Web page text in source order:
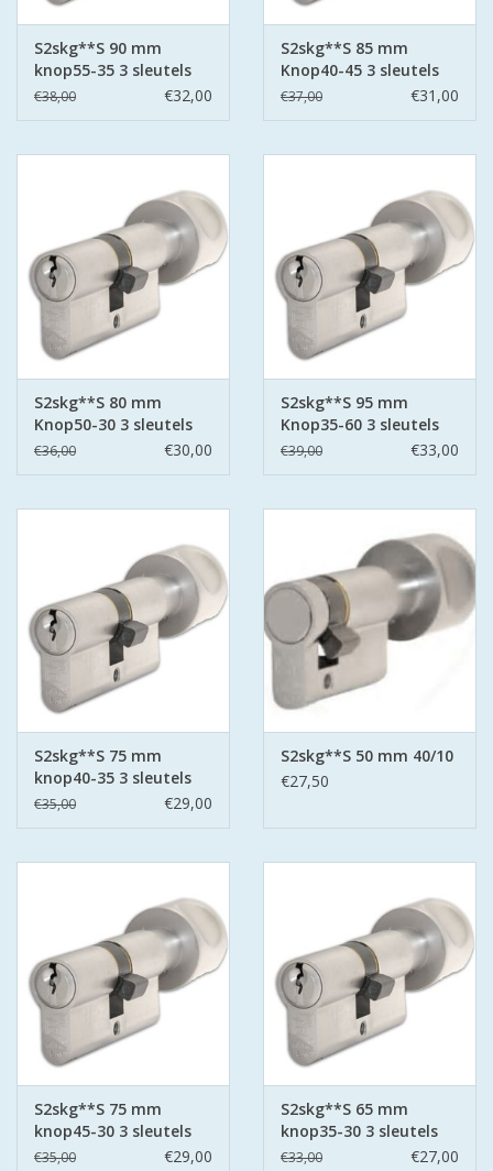
S2skg**S 90 mm
knop55-35 3 sleutels
€38,00 €32,00
S2skg**S 85 mm
Knop40-45 3 sleutels
€37,00 €31,00
S2skg**S 80 mm
Knop50-30 3 sleutels
€36,00 €30,00
S2skg**S 95 mm
Knop35-60 3 sleutels
€39,00 €33,00
S2skg**S 75 mm
knop40-35 3 sleutels
€35,00 €29,00
S2skg**S 50 mm 40/10
€27,50
S2skg**S 75 mm
knop45-30 3 sleutels
€35,00 €29,00
S2skg**S 65 mm
knop35-30 3 sleutels
€33,00 €27,00